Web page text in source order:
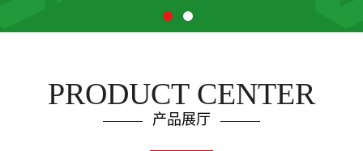
PRODUCT CENTER
产品展厅